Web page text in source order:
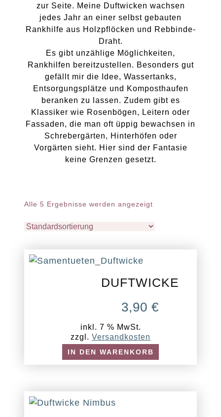
zur Seite. Meine Duftwicken wachsen
jedes Jahr an einer selbst gebauten
Rankhilfe aus Holzpflöcken und Rebbinde-
Draht.
Es gibt unzählige Möglichkeiten,
Rankhilfen bereitzustellen. Besonders gut
gefällt mir die Idee, Wassertanks,
Entsorgungsplätze und Komposthaufen
beranken zu lassen. Zudem gibt es
Klassiker wie Rosenbögen, Leitern oder
Fassaden, die man oft üppig bewachsen in
Schrebergärten, Hinterhöfen oder
Vorgärten sieht. Hier sind der Fantasie
keine Grenzen gesetzt.
Alle 5 Ergebnisse werden angezeigt
DUFTWICKE
3,90€
inkl. 7 % MwSt.
zzgl. Versandkosten
IN DEN WARENKORB